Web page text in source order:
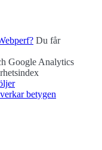
Du får
Google Analytics
betygen